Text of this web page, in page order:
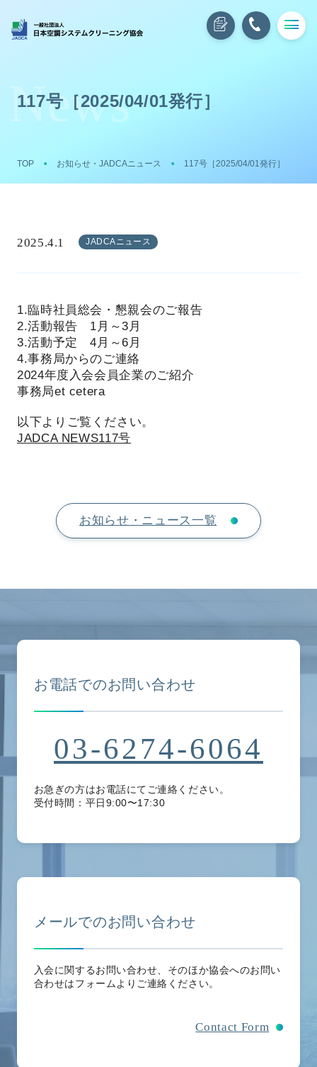
TOP お知らせ・JADCAニュース 117号［2025/04/01発行］
117号［2025/04/01発行］
2025.4.1 JADCAニュース
1.臨時社員総会・懇親会のご報告
2.活動報告 1月～3月
3.活動予定 4月～6月
4.事務局からのご連絡
2024年度入会会員企業のご紹介
事務局et cetera
以下よりご覧ください。
JADCA NEWS117号
お知らせ・ニュース一覧
お電話でのお問い合わせ
03-6274-6064
お急ぎの方はお電話にてご連絡ください。
受付時間：平日9:00〜17:30
メールでのお問い合わせ
入会に関するお問い合わせ、そのほか協会へのお問い
合わせはフォームよりご連絡ください。
Contact Form